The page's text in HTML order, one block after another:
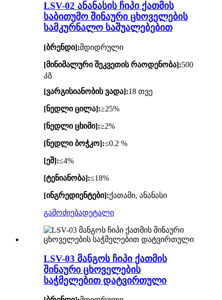
LSV-02 ანანასის ჩიპი ქათმის
საბითუმო შინაური ცხოველების
სამკურნალო საშუალებებით
[ბრენდი]:მდიდრული
[მინიმალური შეკვეთის რაოდენობა]:500
კგ
[ვარგისიანობის ვადა]:18 თვე
[ნედლი ცილა]:≥25%
[ნედლი ცხიმი]:≥2%
[ნედლი ბოჭკო]:≤0.2 %
[ეშ]:≤4%
[ტენიანობა]:≤18%
[ინგრედიენტები]:ქათამი, ანანასი
გამოძიებადეტალი
LSV-03 მანგოს ჩიპი ქათმის
შინაური ცხოველების
საჭმელებით დატვირთული